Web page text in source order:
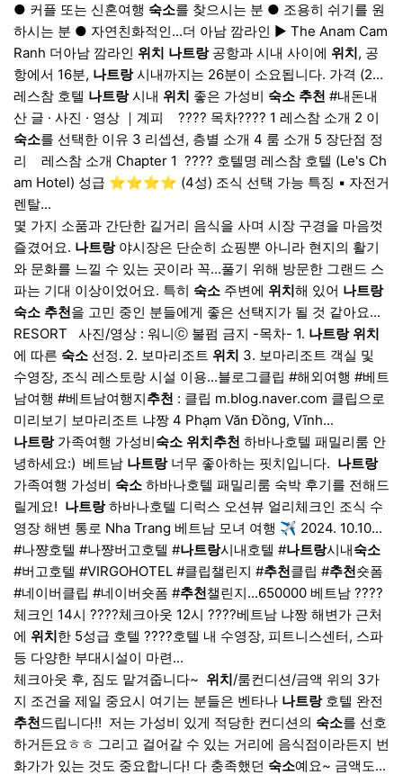
● 커플 또는 신혼여행 숙소를 찾으시는 분 ● 조용히 쉬기를 원
하시는 분 ● 자연친화적인...더 아남 깜라인 ▶ The Anam Cam
Ranh 더아남 깜라인 위치 나트랑공항과 시내 사이에 위치, 공
항에서 16분, 나트랑시내까지는 26분이 소요됩니다. 가격 (2...
레스참 호텔 나트랑시내 위치 좋은 가성비 숙소 추천 #내돈내
산 글 · 사진 · 영상 ｜계피 ​ ​ ​ ???? 목차???? 1 레스참 소개 2 이
숙소를 선택한 이유 3 리셉션, 층별 소개 4 룸 소개 5 장단점 정
리 ​ ​ ​ 레스참 소개 Chapter 1 ​ ???? 호텔명 레스참 호텔 (Le's Ch
am Hotel) 성급 ⭐⭐⭐⭐ (4성) 조식 선택 가능 특징 ▪️ 자전거
렌탈...
몇 가지 소품과 간단한 길거리 음식을 사며 시장 구경을 마음껏
즐겼어요. 나트랑야시장은 단순히 쇼핑뿐 아니라 현지의 활기
와 문화를 느낄 수 있는 곳이라 꼭...풀기 위해 방문한 그랜드 스
파는 기대 이상이었어요. 특히 숙소 주변에 위치해 있어 나트랑
숙소 추천을 고민 중인 분들에게 좋은 선택지가 될 것 같아요...
RESORT ​ ​ 사진/영상 : 워니ⓒ 불펌 금지 -목차- 1. 나트랑 위치
에 따른 숙소 선정. 2. 보마리조트 위치 3. 보마리조트 객실 및
수영장, 조식 레스토랑 시설 이용...블로그클립 #해외여행 #베트
남여행 #베트남여행지추천 : 클립 m.blog.naver.com 클립으로
미리보기 보마리조트 냐짱 4 Phạm Văn Đồng, Vĩnh...
나트랑가족여행 가성비숙소 위치추천 하바나호텔 패밀리룸 안
녕하세요:) ​ 베트남 나트랑너무 좋아하는 핏치입니다. ​ 나트랑
가족여행 가성비 숙소 하바나호텔 패밀리룸 숙박 후기를 전해드
릴게요! ​ 나트랑하바나호텔 디럭스 오션뷰 얼리체크인 조식 수
영장 해변 통로 Nha Trang 베트남 모녀 여행 ✈️ 2024. 10.10...
#나쨩호텔 #나쨩버고호텔 #나트랑시내호텔 #나트랑시내숙소
#버고호텔 #VIRGOHOTEL #클립챌린지 #추천클립 #추천숏폼
#네이버클립 #네이버숏폼 #추천챌린지...650000 베트남 ????
체크인 14시 ????️체크아웃 12시 ????베트남 냐짱 해변가 근처
에 위치한 5성급 호텔 ????호텔 내 수영장, 피트니스센터, 스파
등 다양한 부대시설이 마련...
체크아웃 후, 짐도 맡겨줍니다~ ​ 위치/룸컨디션/금액 위의 3가
지 조건을 제일 중요시 여기는 분들은 벤타나 나트랑호텔 완전
추천드립니다!! ​ 저는 가성비 있게 적당한 컨디션의 숙소를 선호
하거든요ㅎㅎ 그리고 걸어갈 수 있는 거리에 음식점이라든지 번
화가가 있는 것도 중요합니다! 다 충족했던 숙소예요~ 금액도...